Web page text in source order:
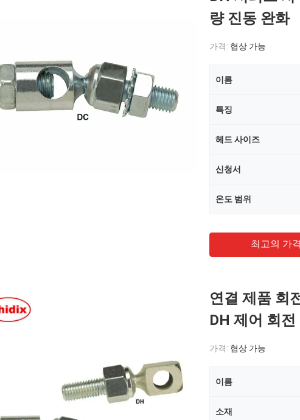
량 진동 완화
가격: 협상 가능
이름
특징
헤드 사이즈
신청서
온도 범위
최고의 가격
연결 제품 회
DH 제어 회전
가격: 협상 가능
이름
소재